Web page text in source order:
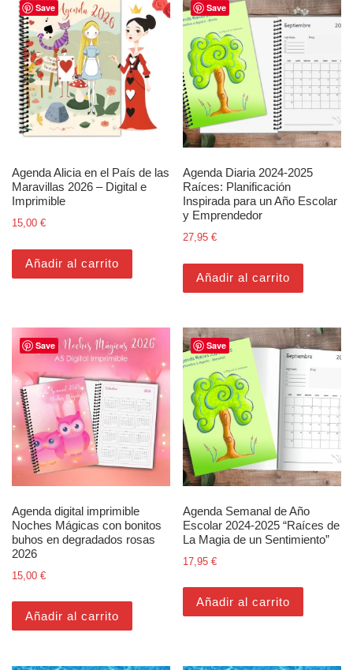
Save
Agenda Alicia en el País de las
Maravillas 2026 – Digital e
Imprimible
15,00 €
Añadir al carrito
Save
Agenda Diaria 2024-2025
Raíces: Planificación
Inspirada para un Año Escolar
y Emprendedor
27,95€
Añadir al carrito
Save
Agenda digital imprimible
Noches Mágicas con bonitos
buhos en degradados rosas
2026
15,00 €
Añadir al carrito
Save
Agenda Semanal de Año
Escolar 2024-2025 “Raíces de
La Magia de un Sentimiento”
17,95€
Añadir al carrito